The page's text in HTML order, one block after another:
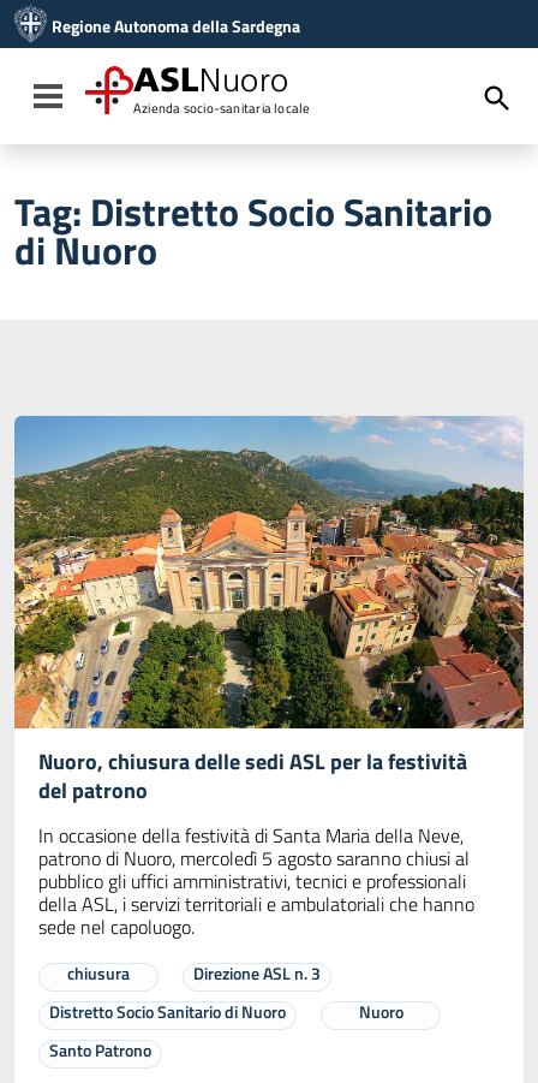
Vai al menu di navigazione
Vai al footer
Regione Autonoma della Sardegna
Toggle navigation
ASLNuoro
Azienda socio-sanitaria locale
Tag: Distretto Socio Sanitario
di Nuoro
Nuoro, chiusura delle sedi ASL per la festività
del patrono
In occasione della festività di Santa Maria della Neve,
patrono di Nuoro, mercoledì 5 agosto saranno chiusi al
pubblico gli uffici amministrativi, tecnici e professionali
della ASL, i servizi territoriali e ambulatoriali che hanno
sede nel capoluogo.
chiusura
Direzione ASL n. 3
Distretto Socio Sanitario di Nuoro
Nuoro
Santo Patrono